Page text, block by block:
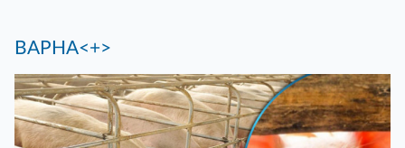
ВАРНА<+>